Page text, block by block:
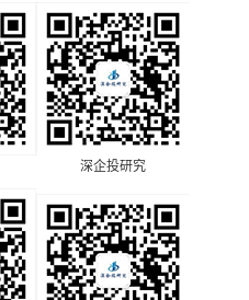
深企投研究